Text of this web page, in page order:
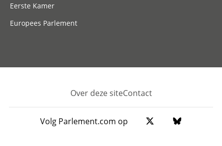
Eerste Kamer
Europees Parlement
Footer
Over deze siteContact
Volg Parlement.com op